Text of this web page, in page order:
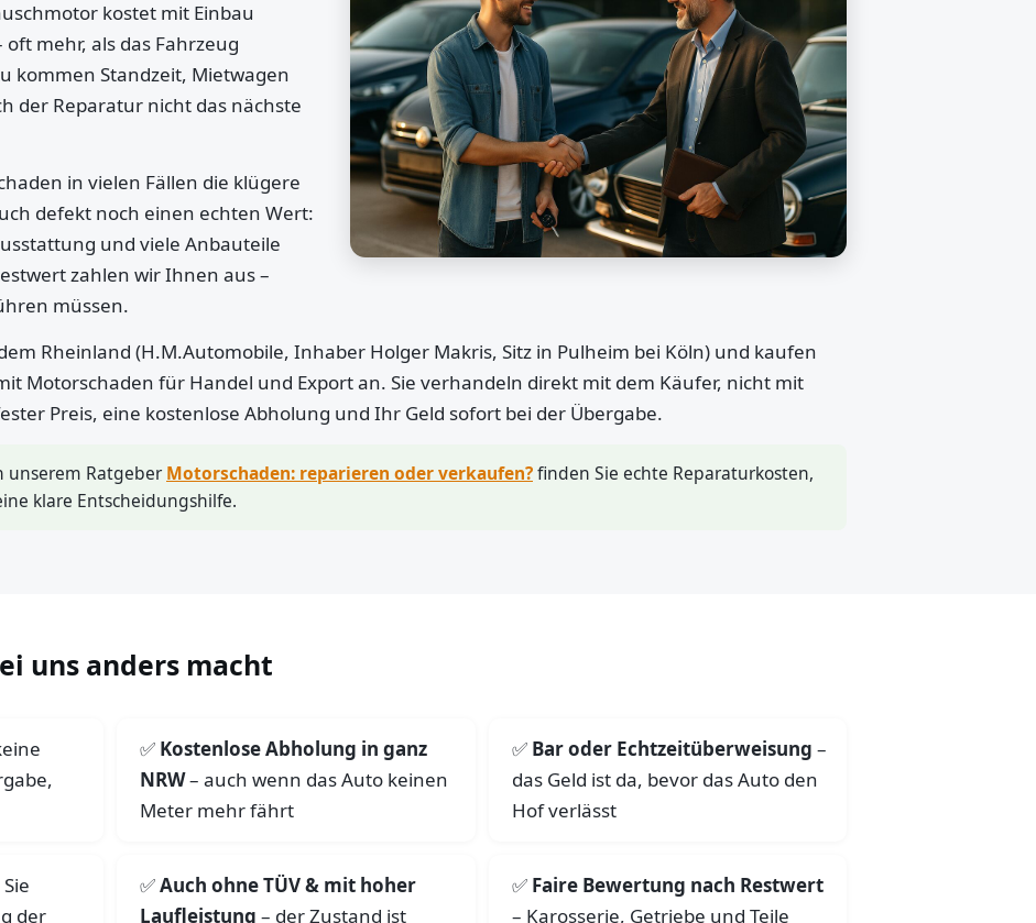
kostet mit Einbau
oft mehr, als das Fahrzeug
kommen Standzeit, Mietwagen
der Reparatur nicht das nächste
in vielen Fällen die klügere
defekt noch einen echten Wert:
und viele Anbauteile
zahlen wir Ihnen aus –
müssen.
Rheinland (H.M.Automobile, Inhaber Holger Makris, Sitz in Pulheim bei Köln) und kaufen
Motorschaden für Handel und Export an. Sie verhandeln direkt mit dem Käufer, nicht mit
Preis, eine kostenlose Abholung und Ihr Geld sofort bei der Übergabe.
unserem Ratgeber Motorschaden: reparieren oder verkaufen?finden Sie echte Reparaturkosten,
klare Entscheidungshilfe.
uns anders macht
Kostenlose Abholung in ganz
NRW– auch wenn das Auto keinen
Meter mehr fährt
Bar oder Echtzeitüberweisung –
das Geld ist da, bevor das Auto den
Hof verlässt
der
Auch ohne TÜV & mit hoher
Laufleistung – der Zustand ist
Faire Bewertung nach Restwert
– Karosserie, Getriebe und Teile